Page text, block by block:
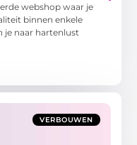
webshop waar je
binnen enkele
je naar hartenlust
VERBOUWEN